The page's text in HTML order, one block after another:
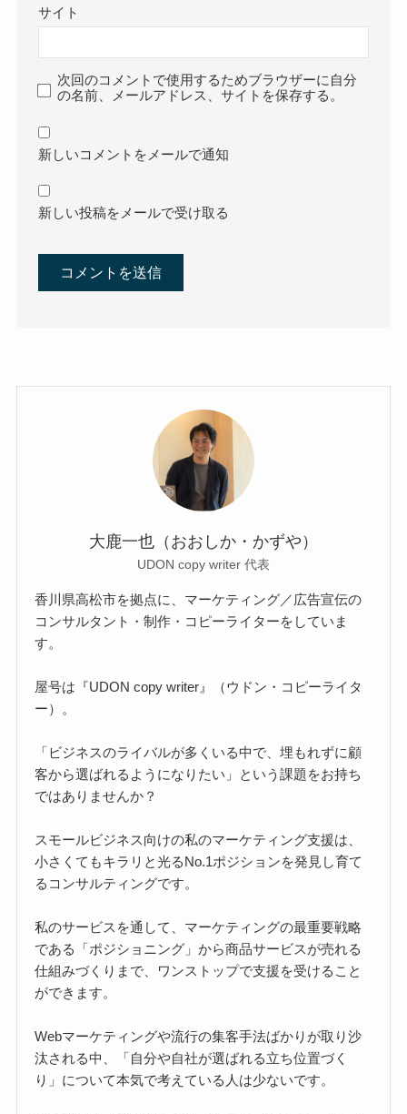
サイト
次回のコメントで使用するためブラウザーに自分
の名前、メールアドレス、サイトを保存する。
新しいコメントをメールで通知
新しい投稿をメールで受け取る
大鹿一也（おおしか・かずや）
UDON copy writer 代表
香川県高松市を拠点に、マーケティング／広告宣伝の
コンサルタント・制作・コピーライターをしていま
す。
屋号は『UDON copy writer』（ウドン・コピーライタ
ー）。
「ビジネスのライバルが多くいる中で、埋もれずに顧
客から選ばれるようになりたい」という課題をお持ち
ではありませんか？
スモールビジネス向けの私のマーケティング支援は、
小さくてもキラリと光るNo.1ポジションを発見し育て
るコンサルティングです。
私のサービスを通して、マーケティングの最重要戦略
である「ポジショニング」から商品サービスが売れる
仕組みづくりまで、ワンストップで支援を受けること
ができます。
Webマーケティングや流行の集客手法ばかりが取り沙
汰される中、「自分や自社が選ばれる立ち位置づく
り」について本気で考えている人は少ないです。